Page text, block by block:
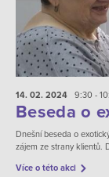
14. 02. 2024 9:30 -
Beseda o
Dnešní beseda o
zájem ze strany klientů.
Více o této akci